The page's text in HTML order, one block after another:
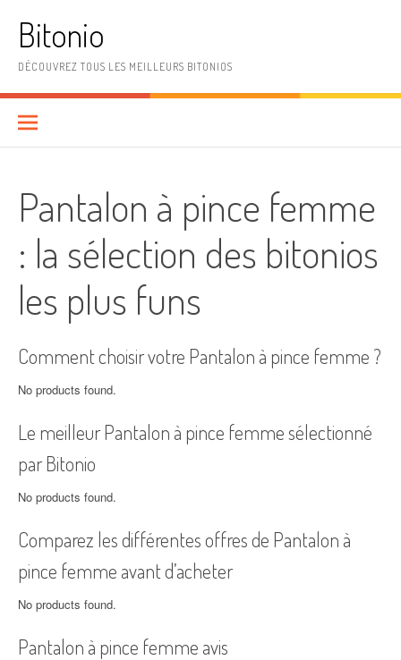
contenuBitonio
DÉCOUVREZ TOUS LES MEILLEURS BITONIOS
Pantalon à pince femme
: la sélection des bitonios
les plus funs
Comment choisir votre Pantalon à pince femme ?
No products found.
Le meilleur Pantalon à pince femme sélectionné
par Bitonio
No products found.
Comparez les différentes offres de Pantalon à
pince femme avant d’acheter
No products found.
Pantalon à pince femme avis